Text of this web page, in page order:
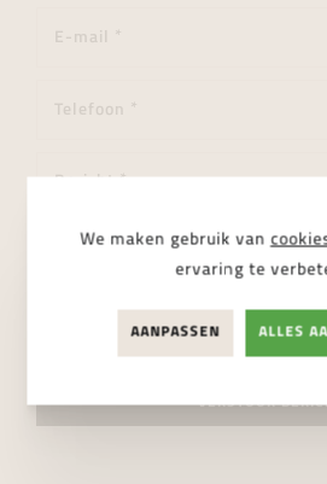
VERSTUUR
We maken gebruik van
ervaring te
AANPASSEN ALLES